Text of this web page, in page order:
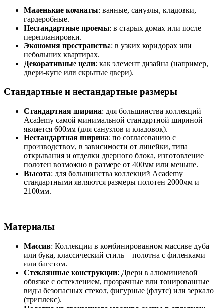
Маленькие комнаты: ванные, санузлы, кладовки,
гардеробные.
Нестандартные проемы: в старых домах или после
перепланировки.
Экономия пространства: в узких коридорах или
небольших квартирах.
Декоративные цели: как элемент дизайна (например,
двери-купе или скрытые двери).
Стандартные и нестандартные размеры
Стандартная ширина: для большинства коллекций
Academy самой минимальной стандартной шириной
является 600мм (для санузлов и кладовок).
Нестандартная ширина: по согласованию с
производством, в зависимости от линейки, типа
открывания и отделки дверного блока, изготовление
полотен возможно в размере от 400мм или меньше.
Высота: для большинства коллекций Academy
стандартными являются размеры полотен 2000мм и
2100мм.
Материалы
Массив: Коллекции в комбинированном массиве дуба
или бука, классический стиль – полотна с филенками
или багетом.
Стеклянные конструкции: Двери в алюминиевой
обвязке с остеклением, прозрачные или тонированные
виды безопасных стекол, фигурные (флутс) или зеркало
(триплекс).